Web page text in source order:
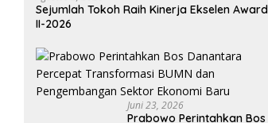
Sejumlah Tokoh Raih Kinerja Ekselen Award
II-2026
Juni 23, 2026
Prabowo Perintahkan Bos